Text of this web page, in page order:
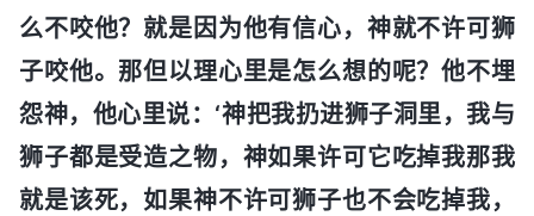
么不咬他？就是因为他有信心，神就不许可狮
子咬他。那但以理心里是怎么想的呢？他不埋
怨神，他心里说：‘神把我扔进狮子洞里，我与
狮子都是受造之物，神如果许可它吃掉我那我
就是该死，如果神不许可狮子也不会吃掉我，